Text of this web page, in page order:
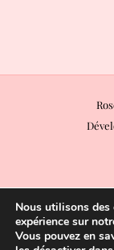
Nous utilisons
expérience sur
Vous pouvez en